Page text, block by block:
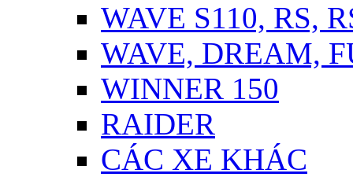
WAVE S110, RS,
WAVE, DREAM,
WINNER 150
RAIDER
CÁC XE KHÁC